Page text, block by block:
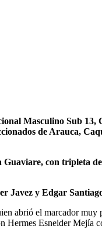
Masculino Sub
de Arauca,
Guaviare, con tripleta
Javez y Edgar
abrió el marcador
Hermes Esneider